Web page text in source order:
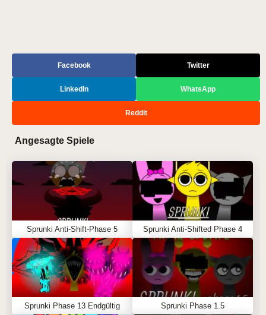
Facebook Twitter
LinkedIn WhatsApp
Reddit
Angesagte Spiele
Sprunki Anti-Shift-Phase 5 Sprunki Anti-Shifted Phase 4
Sprunki Phase 13 Endgültig Sprunki Phase 1.5